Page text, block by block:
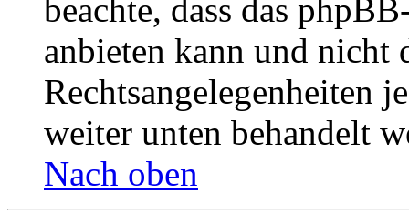
beachte, dass das
anbieten kann und nicht
Rechtsangelegenheiten
weiter unten behandelt
Nach oben